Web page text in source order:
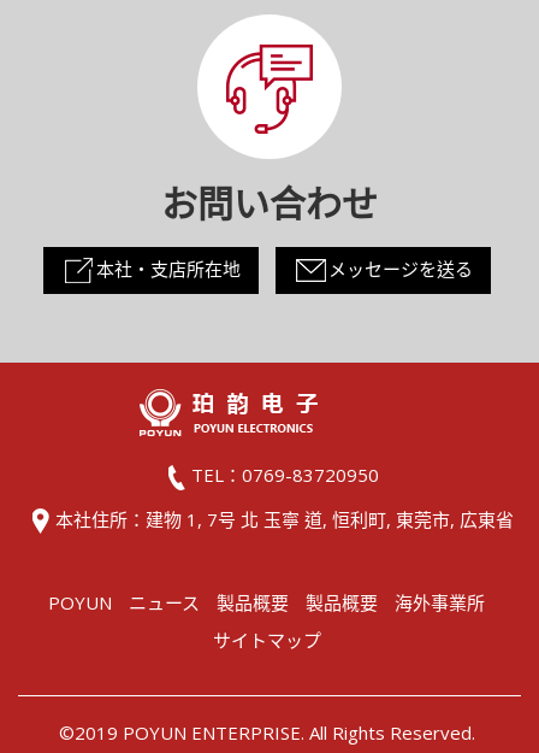
お問い合わせ
本社・支店所在地 メッセージを送る
TEL：0769-83720950
本社住所：建物 1, 7号 北 玉寧 道, 恒利町, 東莞市, 広東省
POYUN ニュース 製品概要 製品概要
海外事業所
サイトマップ
©2019 POYUN ENTERPRISE. All Rights Reserved.